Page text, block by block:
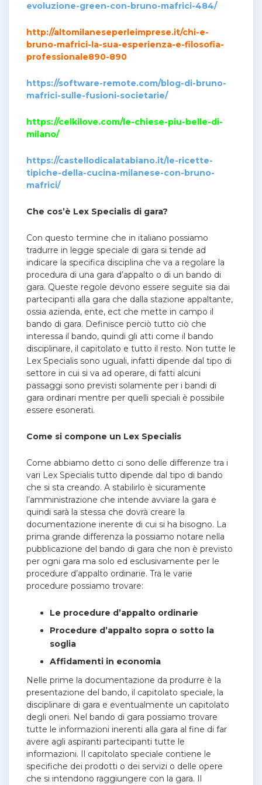
evoluzione-green-con-bruno-mafrici-484/
http://altomilaneseperleimprese.it/chi-e-
bruno-mafrici-la-sua-esperienza-e-filosofia-
professionale890-890
https://software-remote.com/blog-di-bruno-
mafrici-sulle-fusioni-societarie/
https://celkilove.com/le-chiese-piu-belle-di-
milano/
https://castellodicalatabiano.it/le-ricette-
tipiche-della-cucina-milanese-con-bruno-
mafrici/
Che cos’è Lex Specialis di gara?
Con questo termine che in italiano possiamo
tradurre in legge speciale di gara si tende ad
indicare la specifica disciplina che va a regolare la
procedura di una gara d’appalto o di un bando di
gara. Queste regole devono essere seguite sia dai
partecipanti alla gara che dalla stazione appaltante,
ossia azienda, ente, ect che mette in campo il
bando di gara. Definisce perciò tutto ciò che
interessa il bando, quindi gli atti come il bando
disciplinare, il capitolato e tutto il resto. Non tutte le
Lex Specialis sono uguali, infatti dipende dal tipo di
settore in cui si va ad operare, di fatti alcuni
passaggi sono previsti solamente per i bandi di
gara ordinari mentre per quelli speciali è possibile
essere esonerati.
Come si compone un Lex Specialis
Come abbiamo detto ci sono delle differenze tra i
vari Lex Specialis tutto dipende dal tipo di bando
che si sta creando. A stabilirlo è sicuramente
l’amministrazione che intende avviare la gara e
quindi sarà la stessa che dovrà creare la
documentazione inerente di cui si ha bisogno. La
prima grande differenza la possiamo notare nella
pubblicazione del bando di gara che non è previsto
per ogni gara ma solo ed esclusivamente per le
procedure d’appalto ordinarie. Tra le varie
procedure possiamo trovare:
Le procedure d’appalto ordinarie
Procedure d’appalto sopra o sotto la
soglia
Affidamenti in economia
Nelle prime la documentazione da produrre è la
presentazione del bando, il capitolato speciale, la
disciplinare di gara e eventualmente un capitolato
degli oneri. Nel bando di gara possiamo trovare
tutte le informazioni inerenti alla gara al fine di far
avere agli aspiranti partecipanti tutte le
informazioni. Il capitolato speciale contiene le
specifiche dei prodotti o dei servizi o delle opere
che si intendono raggiungere con la gara. Il